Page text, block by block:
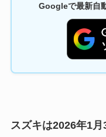
Googleで最新自
スズキは2026年1